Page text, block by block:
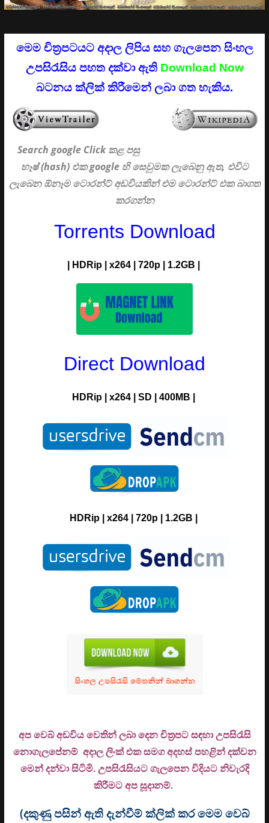
මෙම චිත්‍රපටයට අදාල ලිපිය සහ ගැලපෙන සිංහල
උපසිරැසිය පහත දක්වා ඇති Download Now
බටනය ක්ලික් කිරීමෙන් ලබා ගත හැකිය.
Search google Clickකළ පසු
හෑෂ් (hash) එක google හි සෙවුමක ලැබෙනු ඇත, එවිට
ලැබෙන ඕනෑම ටොරන්ට් අඩවියකින් එම ටොරන්ට් එක බාගත
කරගන්න
Torrents Download
HDRip| x264| 720p| 1.2GB |
Direct Download
HDRip| x264 | SD | 400MB |
HDRip| x264 | 720p | 1.2GB |
අප වෙබ් අඩවිය වෙතින් ලබා දෙන චිත්‍රපට සඳහා උපසිරැසි
නොගැලපේනම් අදාල ලිංක් එක සමග අදහස් පහළින් දක්වන
මෙන් දන්වා සිටිමි. උපසිරැසියට ගැලපෙන විදියට නිවැරදි
කිරීමට අප සූදානම්.
(දකුණු පසින් ඇති දැන්වීම් ක්ලික් කර මෙම වෙබ්